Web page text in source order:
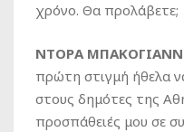
χρόνο. Θα προλάβετε;
ΝΤΟΡΑ
πρώτη στιγμή ήθελα
στους δημότες της
προσπάθειές μου σε